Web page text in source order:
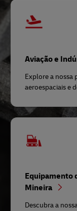
Aviação e
Explore a nossa
aeroespaciais e
Equipamento
Mineira
Descubra a